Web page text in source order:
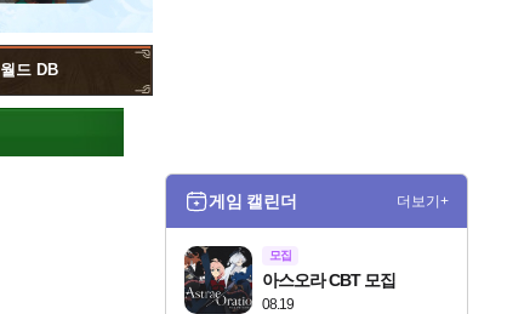
월드 DB
게임 캘린더 더보기+
모집
08.19
아스오라 CBT 모집